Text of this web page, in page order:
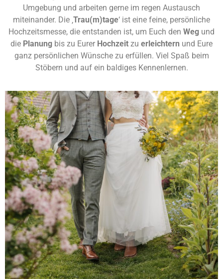
Umgebung und arbeiten gerne im regen Austausch
miteinander. Die ‚ Trau(m)tage‘ ist eine feine, persönliche
Hochzeitsmesse, die entstanden ist, um Euch den Weg und
die Planung bis zu Eurer Hochzeit zu erleichtern und Eure
ganz persönlichen Wünsche zu erfüllen. Viel Spaß beim
Stöbern und auf ein baldiges Kennenlernen.